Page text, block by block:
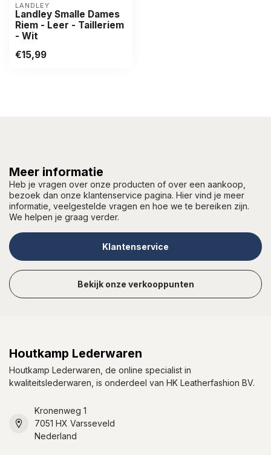
LANDLEY
Landley Smalle Dames
Riem - Leer - Tailleriem
- Wit
€15,99
Meer informatie
Heb je vragen over onze producten of over een aankoop,
bezoek dan onze klantenservice pagina. Hier vind je meer
informatie, veelgestelde vragen en hoe we te bereiken zijn.
We helpen je graag verder.
Klantenservice
Bekijk onze verkooppunten
Houtkamp Lederwaren
Houtkamp Lederwaren, de online specialist in
kwaliteitslederwaren, is onderdeel van HK Leatherfashion BV.
Kronenweg 1
7051 HX Varsseveld
Nederland